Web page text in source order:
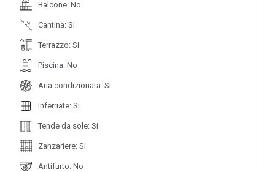
Balcone: No
Cantina: Si
Terrazzo: Si
Piscina: No
Aria condizionata: Si
Inferriate: Si
Tende da sole: Si
Zanzariere: Si
Antifurto: No